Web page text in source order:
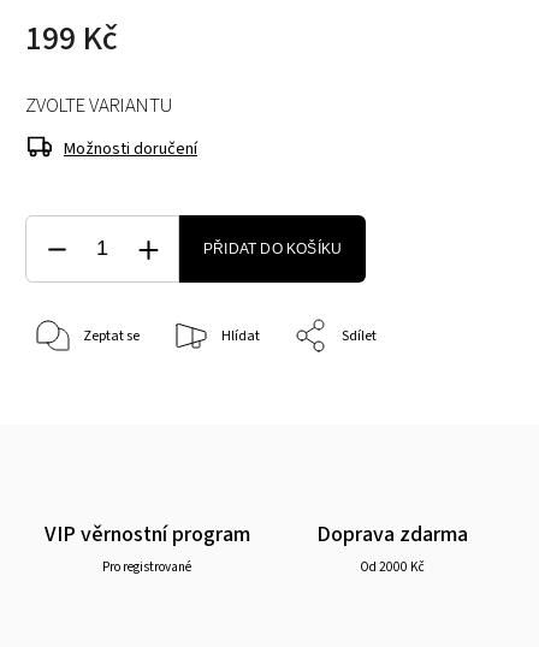
199 Kč
ZVOLTE VARIANTU
Možnosti doručení
PŘIDAT DO KOŠÍKU
Zeptat se Hlídat Sdílet
VIP věrnostní program
Pro registrované
Doprava zdarma
Od 2000 Kč